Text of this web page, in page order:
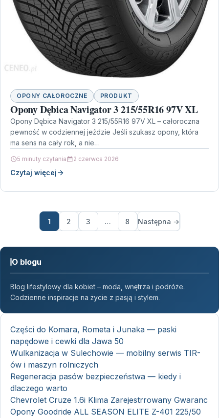
OPONY CAŁOROCZNE PRODUKT
Opony Dębica Navigator 3 215/55R16 97V XL
Opony Dębica Navigator 3 215/55R16 97V XL – całoroczna
pewność w codziennej jeździe Jeśli szukasz opony, która
ma sens na cały rok, a nie…
5 minuty czytania 2 czerwca 2026
Czytaj więcej
1 2 3 … 8 Następna →
O blogu
Blog lifestylowy dla kobiet – moda, wnętrza i podróże.
Codzienne inspiracje na życie z pasją i stylem.
Części do Komara, Rometa i Junaka — paski
napędowe i cewki dla Jawa 50
Wulkanizacja w Sulechowie — mobilny serwis TIR-
ów i maszyn rolniczych
Regeneracja pasów bezpieczeństwa — kiedy i
dlaczego warto
Chevrolet Cruze 1.6i Klima Zarejestrrowany Gwaranc
Opony Goodride ALL SEASON ELITE Z-401 225/50